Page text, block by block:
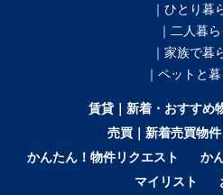
｜ひとり暮
｜二人暮ら
｜家族で暮
｜ペットと暮
賃貸｜新着・おすすめ
売買｜新着売買物
かんたん！物件リクエスト
か
マイリスト